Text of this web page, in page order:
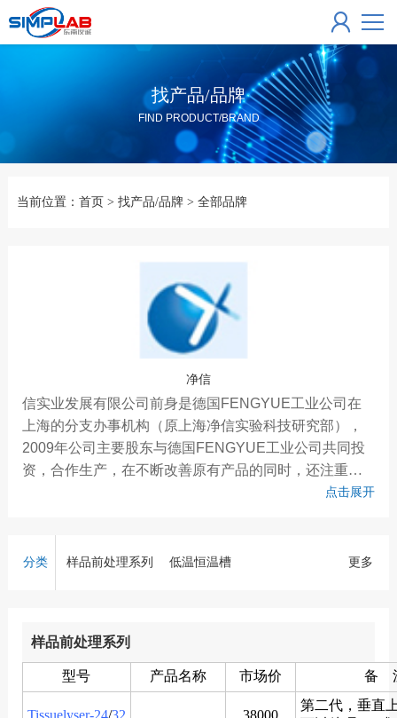
找产品/品牌
FIND PRODUCT/BRAND
当前位置： 首页 > 找产品/品牌> 全部品牌
净信
信实业发展有限公司前身是德国FENGYUE工业公司在
上海的分支办事机构（原上海净信实验科技研究部），
2009年公司主要股东与德国FENGYUE工业公司共同投
资，合作生产，在不断改善原有产品的同时，还注重技
术创新，不断开发出受客户青睐的实验仪器。 公司依靠
同时产品严格按照ISO9001标准生产，一体化设计，用
料讲究，加工精细，每一台仪器严格检验，注重“净信”品
点击展开
分类 样品前处理系列
低温恒温槽
DTD系列超声波清洗机
DTS系列双频超声波清洗机
DTDS系列超声波清洗机
更多
样品前处理系列
型号 产品名称 市场价 备
Tissuelyser-24/32 38000
第二代，垂直